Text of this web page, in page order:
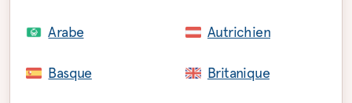
Arabe Autrichien
Basque Britanique